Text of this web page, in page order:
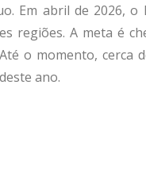
Em abril de 2026, o
regiões. A meta é
o momento, cerca
ano.